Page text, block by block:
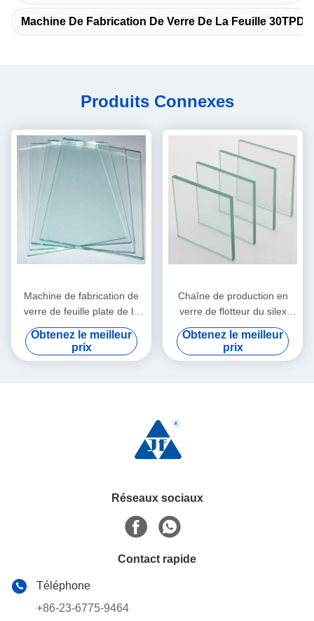
Machine De Fabrication De Verre De La Feuille 30TPD
Produits Connexes
Machine de fabrication de
verre de feuille plate de la
fenêtre ISO45001 50 TPD
Obtenez le meilleur
prix
Chaîne de production en
verre de flotteur du silex
ISO45001 10mm
Obtenez le meilleur
prix
Réseaux sociaux
Contact rapide
Téléphone
+86-23-6775-9464